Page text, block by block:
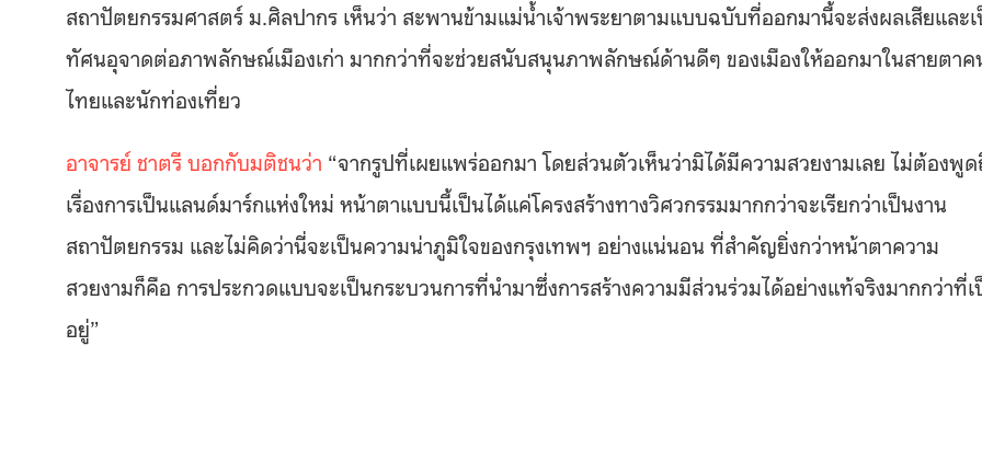
สถาปัตยกรรมศาสตร์ ม.ศิลปากร เห็นว่า สะพานข้ามแม่น้ำเจ้าพระยาตามแบบฉบับที่ออกมานี้จะส่งผลเสียและ
ทัศนอุจาดต่อภาพลักษณ์เมืองเก่า มากกว่าที่จะช่วยสนับสนุนภาพลักษณ์ด้านดีๆ ของเมืองให้ออกมาในสายตาค
ไทยและนักท่องเที่ยว
อาจารย์ ชาตรี บอกกับมติชนว่า “จากรูปที่เผยแพร่ออกมา โดยส่วนตัวเห็นว่ามิได้มีความสวยงามเลย ไม่ต้องพูด
เรื่องการเป็นแลนด์มาร์กแห่งใหม่ หน้าตาแบบนี้เป็นได้แค่โครงสร้างทางวิศวกรรมมากกว่าจะเรียกว่าเป็นงาน
สถาปัตยกรรม และไม่คิดว่านี่จะเป็นความน่าภูมิใจของกรุงเทพฯ อย่างแน่นอน ที่สำคัญยิ่งกว่าหน้าตาความ
สวยงามก็คือ การประกวดแบบจะเป็นกระบวนการที่นำมาซึ่งการสร้างความมีส่วนร่วมได้อย่างแท้จริงมากกว่าที่
อยู่”